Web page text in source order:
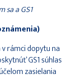
a GS1
rámci dopytu na
GS1 súhlas
zasielania